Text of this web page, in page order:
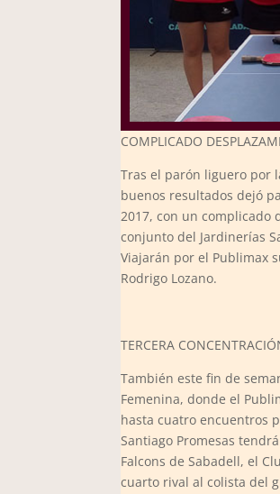
COMPLICADO
Tras el parón liguero por
buenos resultados dejó
2017, con un complicado
conjunto del Jardinerías
Viajarán por el Publimax
Rodrigo Lozano.
TERCERA
También este fin de
Femenina, donde el
hasta cuatro encuentros
Santiago Promesas
Falcons de Sabadell, el
cuarto rival al colista del